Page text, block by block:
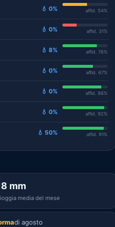
💧 0% affid. 54%
💧 0% affid. 31%
💧 8% affid. 76%
💧 0% affid. 67%
💧 0% affid. 86%
💧 0% affid. 92%
💧 50% affid. 91%
mm
media del mese
di agosto